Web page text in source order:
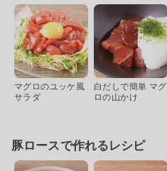
マグロのユッケ風
サラダ
白だしで簡単 マグ
ロの山かけ
豚ロースで作れるレシピ